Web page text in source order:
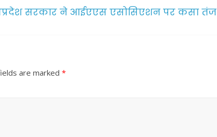
सरकार ने आईएएस एसोसिएशन पर कसा तंज
are marked *